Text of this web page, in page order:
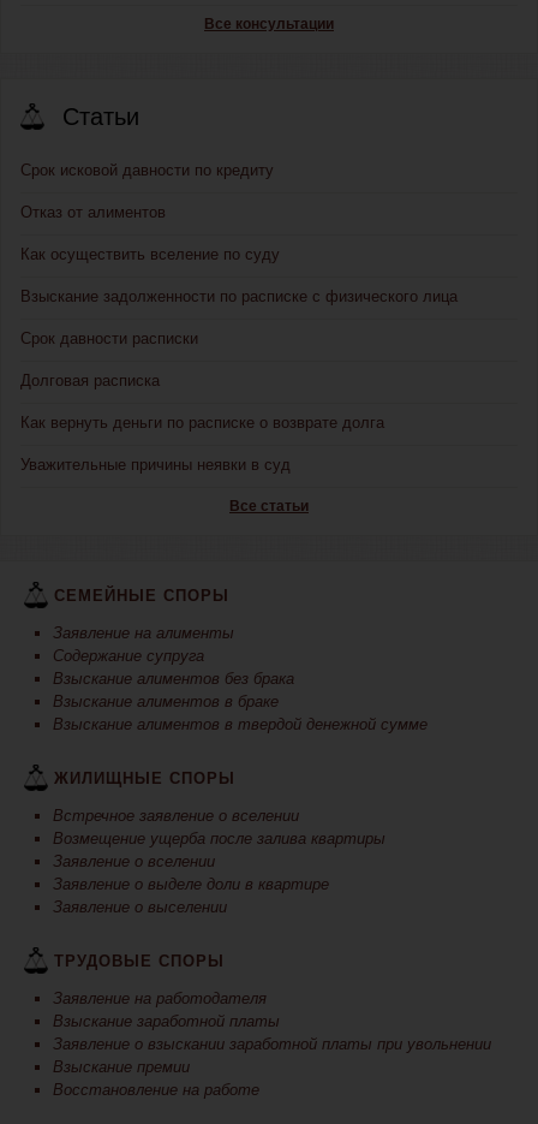
Все консультации
Статьи
Срок исковой давности по кредиту
Отказ от алиментов
Как осуществить вселение по суду
Взыскание задолженности по расписке с физического лица
Срок давности расписки
Долговая расписка
Как вернуть деньги по расписке о возврате долга
Уважительные причины неявки в суд
Все статьи
СЕМЕЙНЫЕ СПОРЫ
Заявление на алименты
Содержание супруга
Взыскание алиментов без брака
Взыскание алиментов в браке
Взыскание алиментов в твердой денежной сумме
ЖИЛИЩНЫЕ СПОРЫ
Встречное заявление о вселении
Возмещение ущерба после залива квартиры
Заявление о вселении
Заявление о выделе доли в квартире
Заявление о выселении
ТРУДОВЫЕ СПОРЫ
Заявление на работодателя
Взыскание заработной платы
Заявление о взыскании заработной платы при увольнении
Взыскание премии
Восстановление на работе